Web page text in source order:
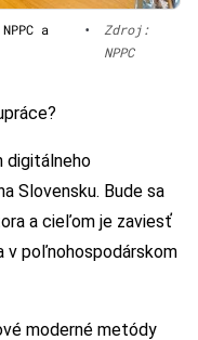
a
•
Zdroj:
NPPC
digitálneho
Slovensku. Bude sa
a cieľom je zaviesť
v poľnohospodárskom
moderné metódy